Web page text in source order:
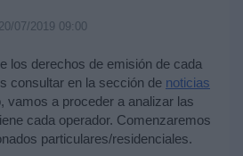
20/07/2019 09:00
los derechos de emisión de cada
consultar en la sección de noticias
vamos a proceder a analizar las
cada operador. Comenzaremos
particulares/residenciales.